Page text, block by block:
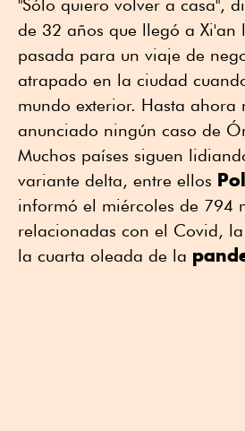
"Sólo quiero volver a casa",
de 32 años que llegó a Xi'an
pasada para un viaje de
atrapado en la ciudad
mundo exterior. Hasta ahora
anunciado ningún caso de
Muchos países siguen
variante delta, entre ellos
informó el miércoles de 794
relacionadas con el Covid,
la cuarta oleada de la